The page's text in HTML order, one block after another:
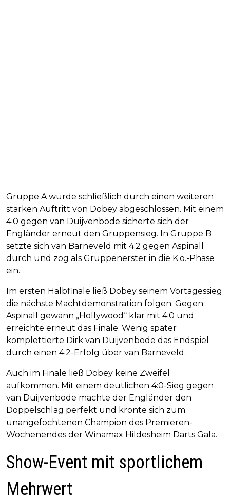
Gruppe A wurde schließlich durch einen weiteren
starken Auftritt von Dobey abgeschlossen. Mit einem
4:0 gegen van Duijvenbode sicherte sich der
Engländer erneut den Gruppensieg. In Gruppe B
setzte sich van Barneveld mit 4:2 gegen Aspinall
durch und zog als Gruppenerster in die K.o.-Phase
ein.
Im ersten Halbfinale ließ Dobey seinem Vortagessieg
die nächste Machtdemonstration folgen. Gegen
Aspinall gewann „Hollywood“ klar mit 4:0 und
erreichte erneut das Finale. Wenig später
komplettierte Dirk van Duijvenbode das Endspiel
durch einen 4:2-Erfolg über van Barneveld.
Auch im Finale ließ Dobey keine Zweifel
aufkommen. Mit einem deutlichen 4:0-Sieg gegen
van Duijvenbode machte der Engländer den
Doppelschlag perfekt und krönte sich zum
unangefochtenen Champion des Premieren-
Wochenendes der Winamax Hildesheim Darts Gala.
Show-Event mit sportlichem
Mehrwert